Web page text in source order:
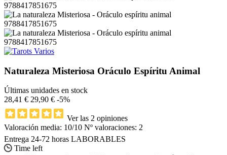
Naturaleza Misteriosa Oráculo Espíritu Animal
Últimas unidades en stock
28,41 € 29,90 € -5%
Ver las 2 opiniones
Valoración media: 10/10 Nº valoraciones: 2
Entrega 24-72 horas LABORABLES
Time left